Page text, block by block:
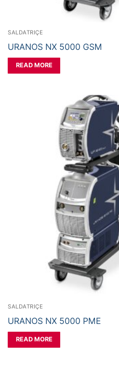
SALDATRIÇE
URANOS NX 5000 GSM
READ MORE
SALDATRIÇE
URANOS NX 5000 PME
READ MORE